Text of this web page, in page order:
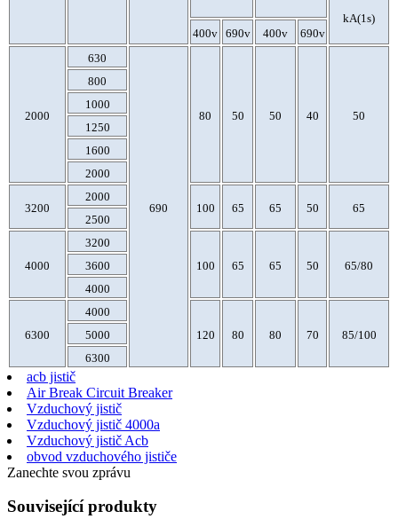
kA(1s)
400v 690v 400v 690v
2000
630
690
80 50 50 40 50
800
1000
1250
1600
2000
3200
2000
100
65 65 50
65
2500
4000
3200
100
65 65 50 65/80
3600
4000
6300
4000
120
80 80 70 85/100
5000
6300
acb jistič
Air Break Circuit Breaker
Vzduchový jistič
Vzduchový jistič 4000a
Vzduchový jistič Acb
obvod vzduchového jističe
Zanechte svou zprávu
Související produkty